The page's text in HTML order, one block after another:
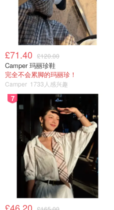
£71.40 £120.00
Camper 玛丽珍鞋
完全不会累脚的玛丽珍！
Camper 1733人感兴趣
7
£46.20